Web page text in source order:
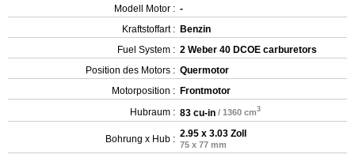
Modell Motor : -
Kraftstoffart : Benzin
Fuel System : 2 Weber 40 DCOE carburetors
Position des Motors : Quermotor
Motorposition : Frontmotor
Hubraum : 83 cu-in / 1360 cm3
Bohrung x Hub : 2.95 x 3.03 Zoll
75 x 77 mm